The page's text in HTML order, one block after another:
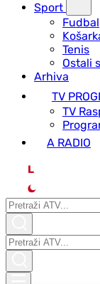
Sport
Fudbal
Tenis
Ostali
Arhiva
TV
ТV
A RADIO
L